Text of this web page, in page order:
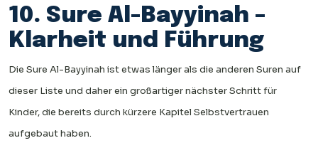
10. Sure Al-Bayyinah –
Klarheit und Führung
Die Sure Al-Bayyinah ist etwas länger als die anderen Suren auf
dieser Liste und daher ein großartiger nächster Schritt für
Kinder, die bereits durch kürzere Kapitel Selbstvertrauen
aufgebaut haben.